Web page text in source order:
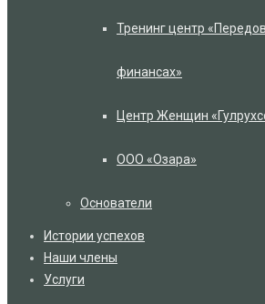
Тренинг центр
финансах»
Центр Женщин
ООО «Озара»
Основатели
Истории успехов
Наши члены
Услуги